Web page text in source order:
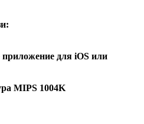
для iOS или
MIPS 1004K